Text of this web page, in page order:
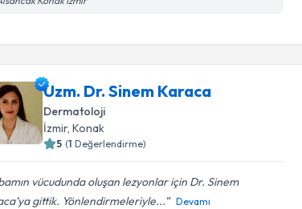
Uzm. Dr. Sinem Karaca
Dermatoloji
İzmir, Konak
5 (1 Değerlendirme)
vücudunda oluşan lezyonlar için Dr. Sinem
gittik. Yönlendirmeleriyle...
Devamı